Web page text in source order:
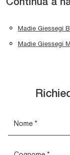
Continua a
Madie Giessegi
Madie Giessegi